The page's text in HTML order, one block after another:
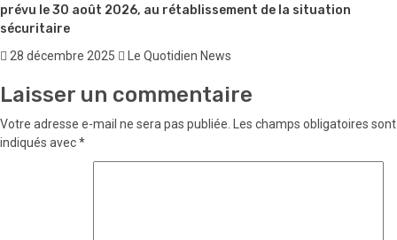
prévu le 30 août 2026, au rétablissement de la situation
sécuritaire
28 décembre 2025 Le Quotidien News
Laisser un commentaire
Votre adresse e-mail ne sera pas publiée.
Les champs obligatoires sont
indiqués avec*